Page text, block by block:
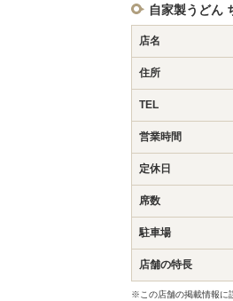
自家製うどん
店名
住所
TEL
営業時間
定休日
席数
駐車場
店舗の特長
※この店舗の掲載情報に